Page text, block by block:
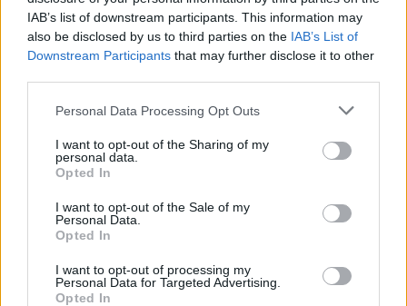
IAB’s list of downstream participants. This information may
also be disclosed by us to third parties on the IAB’s List of
Downstream Participants that may further disclose it to other
Please note that this website/app uses one or more Google
not limited to your visit or usage behaviour. You may click to
grant or deny consent to Google and its third-party tags to
use your data for below specified purposes in below Google
consent section.
Personal Data Processing Opt Outs
I want to opt-out of the Sharing of my
personal data.
Opted In
I want to opt-out of the Sale of my
Personal Data.
Opted In
I want to opt-out of processing my
Personal Data for Targeted Advertising.
Opted In